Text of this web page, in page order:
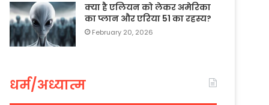
क्या है एलियन को लेकर अमेरिका
का प्लान और एरिया 51 का रहस्य?
February 20, 2026
धर्म/अध्यात्म